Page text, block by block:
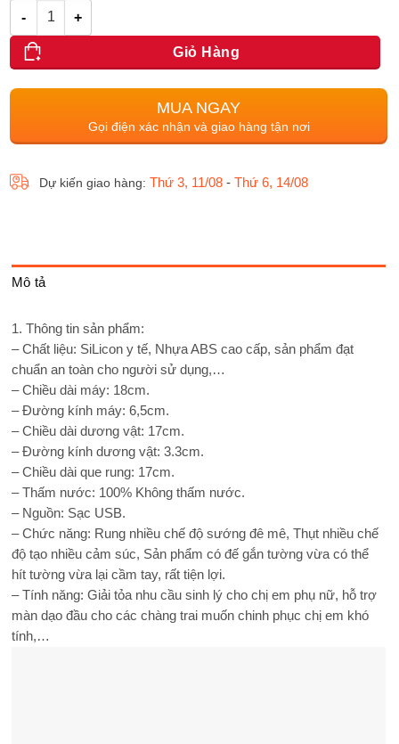
màn dạo đầu cho các chàng trai muốn chinh phục chị em khó tính,
…
Số lượng
Giỏ Hàng
MUA NGAY
Gọi điện xác nhận và giao hàng tận nơi
Dự kiến giao hàng: Thứ 3, 11/08 - Thứ 6, 14/08
Mô tả
1. Thông tin sản phẩm:
– Chất liệu: SiLicon y tế, Nhựa ABS cao cấp, sản phẩm đạt
chuẩn an toàn cho người sử dụng,…
– Chiều dài máy: 18cm.
– Đường kính máy: 6,5cm.
– Chiều dài dương vật: 17cm.
– Đường kính dương vật: 3.3cm.
– Chiều dài que rung: 17cm.
– Thấm nước: 100% Không thấm nước.
– Nguồn: Sạc USB.
– Chức năng: Rung nhiều chế độ sướng đê mê, Thụt nhiều chế
độ tạo nhiều cảm súc, Sản phẩm có đế gắn tường vừa có thể
hít tường vừa lại cầm tay, rất tiện lợi.
– Tính năng: Giải tỏa nhu cầu sinh lý cho chị em phụ nữ, hỗ trợ
màn dạo đầu cho các chàng trai muốn chinh phục chị em khó
tính,…